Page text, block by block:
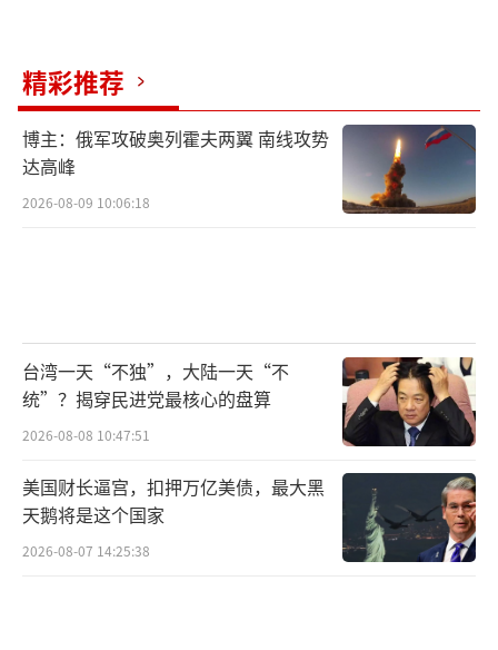
精彩推荐
博主：俄军攻破奥列霍夫两翼 南线攻势
达高峰
2026-08-09 10:06:18
台湾一天“不独”，大陆一天“不
统”？揭穿民进党最核心的盘算
2026-08-08 10:47:51
美国财长逼宫，扣押万亿美债，最大黑
天鹅将是这个国家
2026-08-07 14:25:38